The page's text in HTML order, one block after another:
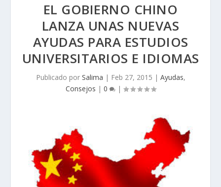
EL GOBIERNO CHINO
LANZA UNAS NUEVAS
AYUDAS PARA ESTUDIOS
UNIVERSITARIOS E IDIOMAS
Publicado por Salima | Feb 27, 2015 | Ayudas,
Consejos | 0 |